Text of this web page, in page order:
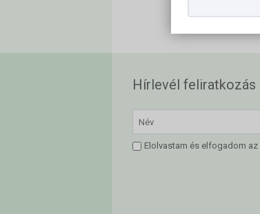
Hírlevél feliratkozás
Elolvastam és elfogadom az